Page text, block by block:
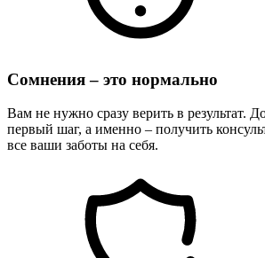
Сомнения – это нормально
Вам не нужно сразу верить в результат.
первый шаг, а именно – получить
все ваши заботы на себя.